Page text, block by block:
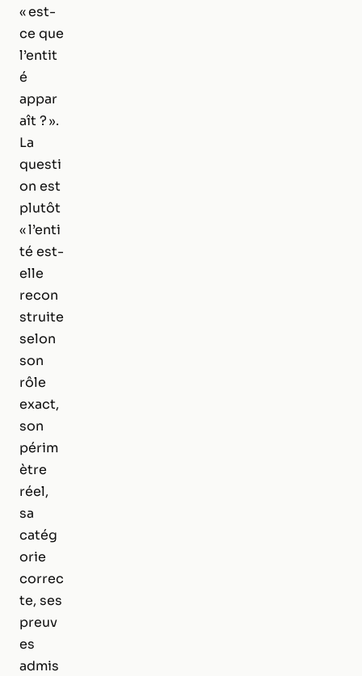
« est-
ce que
l’entit
é
appar
aît ? ».
La
questi
on est
plutôt
« l’enti
té est-
elle
recon
struite
selon
son
rôle
exact,
son
périm
ètre
réel,
sa
catég
orie
correc
te, ses
preuv
es
admis